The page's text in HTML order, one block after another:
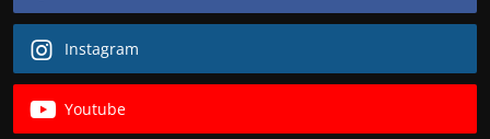
Instagram
Youtube